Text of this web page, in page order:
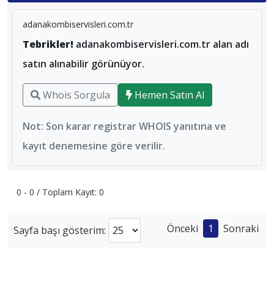
adanakombiservisleri.com.tr
Tebrikler! adanakombiservisleri.com.tr alan adı
satın alınabilir görünüyor.
Whois Sorgula Hemen Satın Al
Not: Son karar registrar WHOIS yanıtına ve
kayıt denemesine göre verilir.
0 - 0 / Toplam Kayıt: 0
Sayfa başı gösterim: Önceki 1 Sonraki